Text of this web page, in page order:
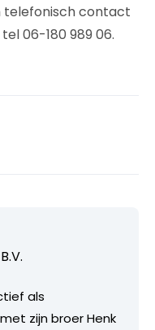
telefonisch contact
06-180 989 06.
als
zijn broer Henk